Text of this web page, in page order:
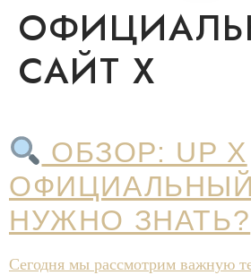
САЙТ X
ОБЗОР: UP X
НУЖНО ЗНАТЬ?
Сегодня мы рассмотрим важную